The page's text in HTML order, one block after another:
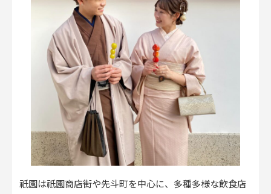
祇園は祇園商店街や先斗町を中心に、多種多様な飲食店